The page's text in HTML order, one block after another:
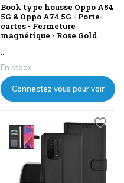
Book type housse Oppo A54
5G & Oppo A74 5G - Porte-
cartes - Fermeture
magnétique - Rose Gold
En stock
Connectez vous pour voir